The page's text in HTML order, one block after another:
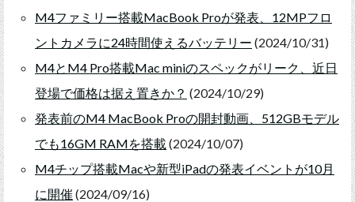
M4ファミリー搭載MacBook Proが発表、12MPフロ
ントカメラに24時間使えるバッテリー (2024/10/31)
M4とM4 Pro搭載Mac miniのスペックがリーク、近日
登場で価格は据え置きか？ (2024/10/29)
発表前のM4 MacBook Proの開封動画、512GBモデル
でも16GM RAMを搭載(2024/10/07)
M4チップ搭載Macや新型iPadの発表イベントが10月
に開催 (2024/09/16)